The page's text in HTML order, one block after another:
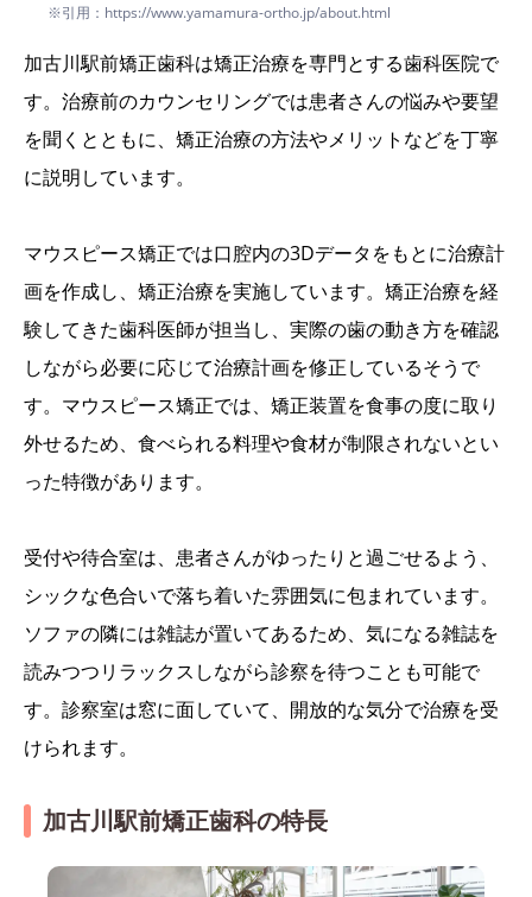
※引用：https://www.yamamura-ortho.jp/about.html
加古川駅前矯正歯科は矯正治療を専門とする歯科医院で
す。治療前のカウンセリングでは患者さんの悩みや要望
を聞くとともに、矯正治療の方法やメリットなどを丁寧
に説明しています。
マウスピース矯正では口腔内の3Dデータをもとに治療計
画を作成し、矯正治療を実施しています。矯正治療を経
験してきた歯科医師が担当し、実際の歯の動き方を確認
しながら必要に応じて治療計画を修正しているそうで
す。マウスピース矯正では、矯正装置を食事の度に取り
外せるため、食べられる料理や食材が制限されないとい
った特徴があります。
受付や待合室は、患者さんがゆったりと過ごせるよう、
シックな色合いで落ち着いた雰囲気に包まれています。
ソファの隣には雑誌が置いてあるため、気になる雑誌を
読みつつリラックスしながら診察を待つことも可能で
す。診察室は窓に面していて、開放的な気分で治療を受
けられます。
加古川駅前矯正歯科の特長